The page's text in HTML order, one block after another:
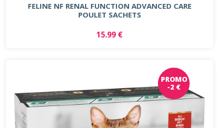
FELINE NF RENAL FUNCTION ADVANCED CARE
POULET SACHETS
15.99 €
PROMO
-2 €